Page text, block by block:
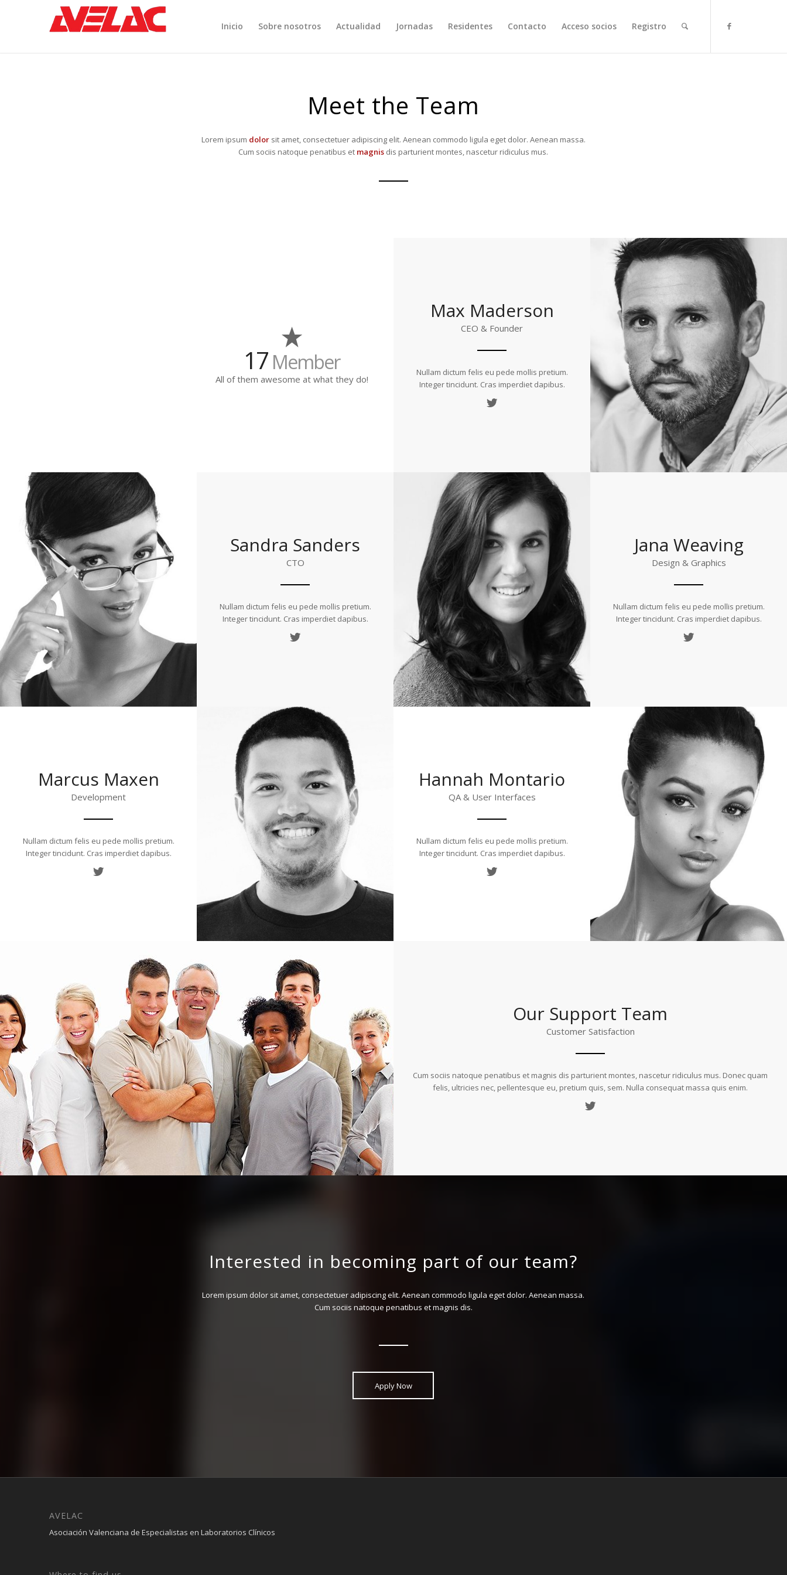
Inicio Sobre nosotros Actualidad Jornadas Residentes Contacto Acceso socios Registro
Meet the Team
Lorem ipsum dolorsit amet, consectetuer adipiscing elit. Aenean commodo ligula eget dolor. Aenean massa.
Cum sociis natoque penatibus et magnis dis parturient montes, nascetur ridiculus mus.
17 Member
All of them awesome at what they do!
Max Maderson
CEO & Founder
Nullam dictum felis eu pede mollis pretium.
Integer tincidunt. Cras imperdiet dapibus.
Sandra Sanders
CTO
Nullam dictum felis eu pede mollis pretium.
Integer tincidunt. Cras imperdiet dapibus.
Jana Weaving
Design & Graphics
Nullam dictum felis eu pede mollis pretium.
Integer tincidunt. Cras imperdiet dapibus.
Marcus Maxen
Development
Nullam dictum felis eu pede mollis pretium.
Integer tincidunt. Cras imperdiet dapibus.
Hannah Montario
QA & User Interfaces
Nullam dictum felis eu pede mollis pretium.
Integer tincidunt. Cras imperdiet dapibus.
Our Support Team
Customer Satisfaction
Cum sociis natoque penatibus et magnis dis parturient montes, nascetur ridiculus mus. Donec quam
felis, ultricies nec, pellentesque eu, pretium quis, sem. Nulla consequat massa quis enim.
Interested in becoming part of our team?
Lorem ipsum dolor sit amet, consectetuer adipiscing elit. Aenean commodo ligula eget dolor. Aenean massa.
Cum sociis natoque penatibus et magnis dis.
Apply Now
AVELAC
Asociación Valenciana de Especialistas en Laboratorios Clínicos